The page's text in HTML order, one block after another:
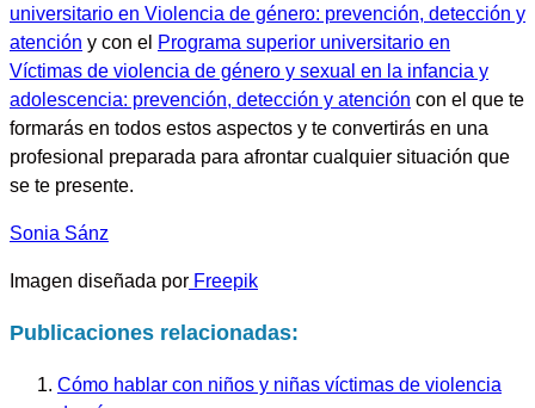
universitario en Violencia de género: prevención, detección y
atención y con el Programa superior universitario en
Víctimas de violencia de género y sexual en la infancia y
adolescencia: prevención, detección y atención con el que te
formarás en todos estos aspectos y te convertirás en una
profesional preparada para afrontar cualquier situación que
se te presente.
Sonia Sánz
Imagen diseñada por Freepik
Publicaciones relacionadas:
Cómo hablar con niños y niñas víctimas de violencia